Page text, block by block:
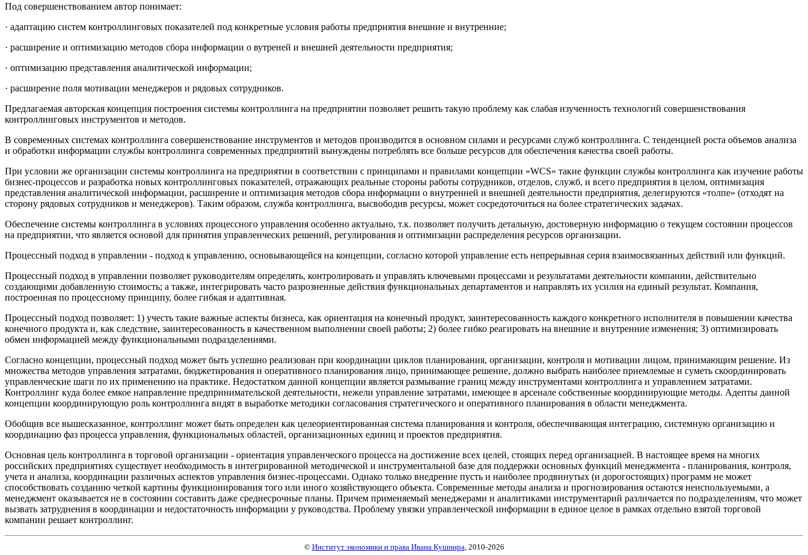
Под совершенствованием автор понимает:
· адаптацию систем контроллинговых показателей под конкретные условия работы предприятия внешние и внутренние;
· расширение и оптимизацию методов сбора информации о вутреней и внешней деятельности предприятия;
· оптимизацию представления аналитической информации;
· расширение поля мотивации менеджеров и рядовых сотрудников.
Предлагаемая авторская концепция построения системы контроллинга на предприятии позволяет решить такую проблему как слабая изученность технологий совершенствования
контроллинговых инструментов и методов.
В современных системах контроллинга совершенствование инструментов и методов производится в основном силами и ресурсами служб контроллинга. С тенденцией роста объемов анализа
и обработки информации службы контроллинга современных предприятий вынуждены потреблять все больше ресурсов для обеспечения качества своей работы.
При условии же организации системы контроллинга на предприятии в соответствии с принципами и правилами концепции «WCS» такие функции службы контроллинга как изучение работы
бизнес-процессов и разработка новых контроллинговых показателей, отражающих реальные стороны работы сотрудников, отделов, служб, и всего предприятия в целом, оптимизация
представления аналитической информации, расширение и оптимизация методов сбора информации о внутренней и внешней деятельности предприятия, делегируются «толпе» (отходят на
сторону рядовых сотрудников и менеджеров). Таким образом, служба контроллинга, высвободив ресурсы, может сосредоточиться на более стратегических задачах.
Обеспечение системы контроллинга в условиях процессного управления особенно актуально, т.к. позволяет получить детальную, достоверную информацию о текущем состоянии процессов
на предприятии, что является основой для принятия управленческих решений, регулирования и оптимизации распределения ресурсов организации.
Процессный подход в управлении - подход к управлению, основывающейся на концепции, согласно которой управление есть непрерывная серия взаимосвязанных действий или функций.
Процессный подход в управлении позволяет руководителям определять, контролировать и управлять ключевыми процессами и результатами деятельности компании, действительно
создающими добавленную стоимость; а также, интегрировать часто разрозненные действия функциональных департаментов и направлять их усилия на единый результат. Компания,
построенная по процессному принципу, более гибкая и адаптивная.
Процессный подход позволяет: 1) учесть такие важные аспекты бизнеса, как ориентация на конечный продукт, заинтересованность каждого конкретного исполнителя в повышении качества
конечного продукта и, как следствие, заинтересованность в качественном выполнении своей работы; 2) более гибко реагировать на внешние и внутренние изменения; 3) оптимизировать
обмен информацией между функциональными подразделениями.
Согласно концепции, процессный подход может быть успешно реализован при координации циклов планирования, организации, контроля и мотивации лицом, принимающим решение. Из
множества методов управления затратами, бюджетирования и оперативного планирования лицо, принимающее решение, должно выбрать наиболее приемлемые и суметь скоординировать
управленческие шаги по их применению на практике. Недостатком данной концепции является размывание границ между инструментами контроллинга и управлением затратами.
Контроллинг куда более емкое направление предпринимательской деятельности, нежели управление затратами, имеющее в арсенале собственные координирующие методы. Адепты данной
концепции координирующую роль контроллинга видят в выработке методики согласования стратегического и оперативного планирования в области менеджмента.
Обобщив все вышесказанное, контроллинг может быть определен как целеориентированная система планирования и контроля, обеспечивающая интеграцию, системную организацию и
координацию фаз процесса управления, функциональных областей, организационных единиц и проектов предприятия.
Основная цель контроллинга в торговой организации - ориентация управленческого процесса на достижение всех целей, стоящих перед организацией. В настоящее время на многих
российских предприятиях существует необходимость в интегрированной методической и инструментальной базе для поддержки основных функций менеджмента - планирования, контроля,
учета и анализа, координации различных аспектов управления бизнес-процессами. Однако только внедрение пусть и наиболее продвинутых (и дорогостоящих) программ не может
способствовать созданию четкой картины функционирования того или иного хозяйствующего объекта. Современные методы анализа и прогнозирования остаются неиспользуемыми, а
менеджмент оказывается не в состоянии составить даже среднесрочные планы. Причем применяемый менеджерами и аналитиками инструментарий различается по подразделениям, что может
вызвать затруднения в координации и недостаточность информации у руководства. Проблему увязки управленческой информации в единое целое в рамках отдельно взятой торговой
компании решает контроллинг.
© Институт экономики и права Ивана Кушнира , 2010-2026